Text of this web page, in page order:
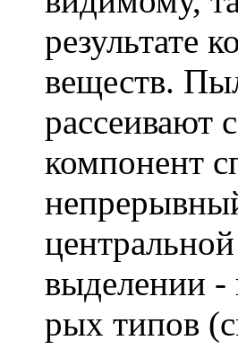
результате
веществ.
рассеивают
компонент
выделении -
рых типов